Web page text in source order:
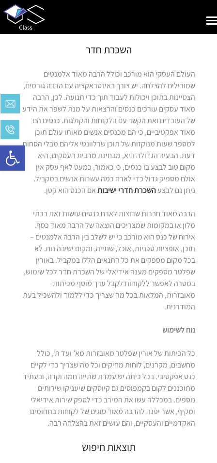
Open toolbar
Toggle
השכרת חדר
העולם העסקי הוא מורכב וכולל הרבה מאוד אלמנטים
שמובילים להצלחה. יש צורך באינטראקציה עם הרבה גורמים,
הצטיינות בתוכן ויכולות לעבוד תוך כדי תנועה. לכן, הרבה
מאוד עסקים עורכים כנסים והרצאות על מנת לשפר את הידע
של העובדים ואת הקשר עם הלקוחות והקולגות. כנסים הם
מאוד אפקטיביים, כי הם מכנסים אנשים מאותו עולם תוכן
למספר שעות מנוקזות של תוכן שרלוונטי אליהם מבלי הסחות
דעת. הבעיה הגדולה היא, מבחינת מרבית העסקים, היא
מקום טוב לבצע בו כנסים, כי כאמור, כמעט לאף עסק אין
אולם מספיק גדול כדי לארח כמה עשרות אנשים במקביל.
ניתן גם לבצעהשכרת חדרי ישיבותאם הכנס הוא קטן.
הרבה מאוד חברות שרוצות לארח כנסים עושות זאת בבתי
מלון או במקומות שמצריכים הוצאה של הרבה מאוד כסף.
אירוח של כנס הוא מורכב כי יש לשלב בין הרבה אלמנטים –
תוכן, אופציות טכניות, אוכל, שתייה, ומקום ישיבה נוח. לא
בכל מקום מספקים את כל התנאים הללו במקביל. באורין
שפלטר מספקים מענה אידיאלי של השכרת חדר לכל שימוש,
במטרה לאפשר ללקוחות לקבל ערך מוסף מכיתות
מאובזרות, המלאות בכל מה שצריך כדי ללמוד ולהשכיל בעת
המודרנית.
נוח לשימוש
כל הכיתות של אורין שפלטר מאובזרות מא’ ועד ת’, כולל
מחשבים, מקרנים, לוחות מחיקים וכל מה שצריך כדי לקיים
כנס אפקטיבי. בכל כיתה יש עמדת שתייה חמה וקרה, ובעתיד
מתוכננים לקום בקמפוסים גם קיוסקים שיעניקו שירותים
נוספים. במכללה עשו את המירב כדי לספק שירות אידיאלי
ומקיף, אשר יפנה להרבה מאוד סוגים של לקוחות בתחומים
האקדמיים והעסקיים, והם עושים זאת בהצלחה רבה.
תוצאות חיפוש